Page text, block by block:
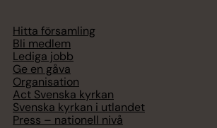
Hitta församling
Bli medlem
Lediga jobb
Ge en gåva
Organisation
Act Svenska kyrkan
Svenska kyrkan i utlandet
Press – nationell nivå